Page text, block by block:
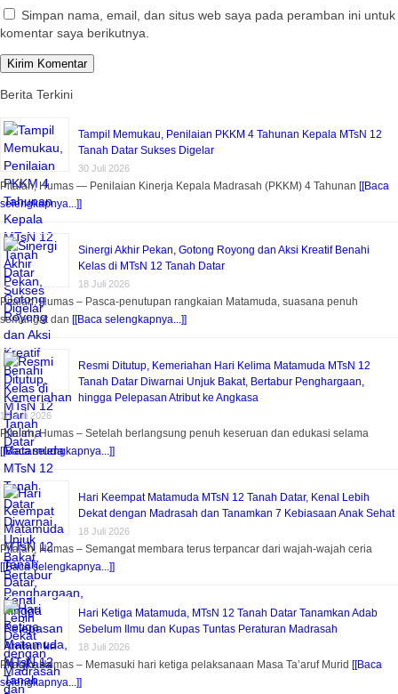
Simpan nama, email, dan situs web saya pada peramban ini untuk
komentar saya berikutnya.
Berita Terkini
Tampil Memukau, Penilaian PKKM 4 Tahunan Kepala MTsN 12
Tanah Datar Sukses Digelar
30 Juli 2026
Pitalah, Humas — Penilaian Kinerja Kepala Madrasah (PKKM) 4 Tahunan [[Baca
selengkapnya...]]
Sinergi Akhir Pekan, Gotong Royong dan Aksi Kreatif Benahi
Kelas di MTsN 12 Tanah Datar
18 Juli 2026
Pitalah, Humas – Pasca-penutupan rangkaian Matamuda, suasana penuh
semangat dan [[Baca selengkapnya...]]
Resmi Ditutup, Kemeriahan Hari Kelima Matamuda MTsN 12
Tanah Datar Diwarnai Unjuk Bakat, Bertabur Penghargaan,
hingga Pelepasan Atribut ke Angkasa
18 Juli 2026
Pitalah, Humas – Setelah berlangsung penuh keseruan dan edukasi selama
[[Baca selengkapnya...]]
Hari Keempat Matamuda MTsN 12 Tanah Datar, Kenal Lebih
Dekat dengan Madrasah dan Tanamkan 7 Kebiasaan Anak Sehat
18 Juli 2026
Pitalah, Humas – Semangat membara terus terpancar dari wajah-wajah ceria
[[Baca selengkapnya...]]
Hari Ketiga Matamuda, MTsN 12 Tanah Datar Tanamkan Adab
Sebelum Ilmu dan Kupas Tuntas Peraturan Madrasah
18 Juli 2026
Pitalah, Humas – Memasuki hari ketiga pelaksanaan Masa Ta’aruf Murid [[Baca
selengkapnya...]]